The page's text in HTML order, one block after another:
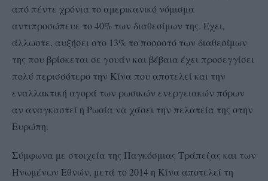
από πέντε χρόνια το αμερικανικό νόμισμα
αντιπροσώπευε το 40% των διαθεσίμων της. Εχει,
άλλωστε, αυξήσει στο 13% το ποσοστό των διαθεσίμων
της που βρίσκεται σε γουάν και βέβαια έχει προσεγγίσει
πολύ περισσότερο την Κίνα που αποτελεί και την
εναλλακτική αγορά των ρωσικών ενεργειακών πόρων
αν αναγκαστεί η Ρωσία να χάσει την πελατεία της στην
Ευρώπη.
Σύμφωνα με στοιχεία της Παγκόσμιας Τράπεζας και των
Ηνωμένων Εθνών, μετά το 2014 η Κίνα αποτελεί τη